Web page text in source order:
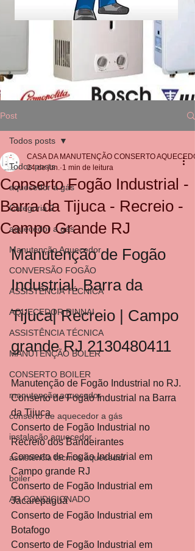
Post
Todos posts
aquecedor a gás
Categoria 2
aquecedor a gás
Manutenção Aquecedor
CONVERSÃO FOGÃO
ASSISTÊNCIA TÉCNICA
AQUECEDOR RINNAI
ASSISTÊNCIA TÉCNICA
MANUTENÇÃO BOLER
CONSERTO BOILER
manutenção aquecedor
conserto de aquecedor a gás
instalação aquecedor
assistência técnica aquecedor
boiler
AR CONDICIONADO
Todos posts
Conserto Fogão Industrial -
Barra da Tijuca - Recreio -
Campo Grande RJ
CASA DA MANUTENÇÃO CONSERTO
24 de jun. 1 min de leitura
Manutenção de Fogão
Industrial. Barra da
Tijuca| Recreio | Campo
grande RJ 2130480411
Manutenção de Fogão Industrial no RJ.
Conserto de Fogão Industrial na Barra
da Tijuca
Conserto de Fogão Industrial no
Recreio dos Bandeirantes
Conserto de Fogão Industrial em
Campo grande RJ
Conserto de Fogão Industrial em
Jacarepaguá
Conserto de Fogão Industrial em
Botafogo
Conserto de Fogão Industrial em